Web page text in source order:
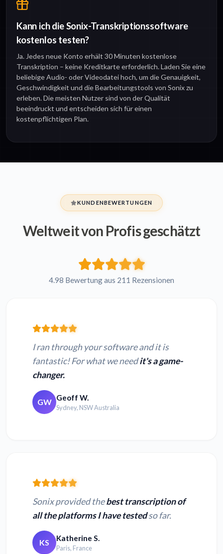
Kann ich die Sonix-Transkriptionssoftware
kostenlos testen?
Ja. Jedes neue Konto erhält 30 Minuten kostenlose
Transkription – keine Kreditkarte erforderlich. Laden Sie eine
beliebige Audio- oder Videodatei hoch, um die Genauigkeit,
Geschwindigkeit und die Bearbeitungstools von Sonix zu
erleben. Die meisten Nutzer sind von der Qualität
beeindruckt und entscheiden sich für einen
kostenpflichtigen Plan.
KUNDENBEWERTUNGEN
Weltweit von Profis geschätzt
4.98 Bewertung aus 211 Rezensionen
I ran through your software and it is
fantastic! For what we needit's a game-
changer.
GW Geoff W.
Sydney, NSW Australia
Sonix provided thebest transcription of
all the platforms I have testedso far.
KS Katherine S.
Paris, France